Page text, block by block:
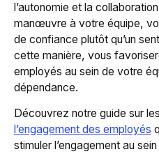
l’autonomie et la
manœuvre à votre équipe,
de confiance plutôt qu’un
cette manière, vous
employés au sein de votre
dépendance.
Découvrez notre guide sur les
l’engagement des employés
stimuler l’engagement au